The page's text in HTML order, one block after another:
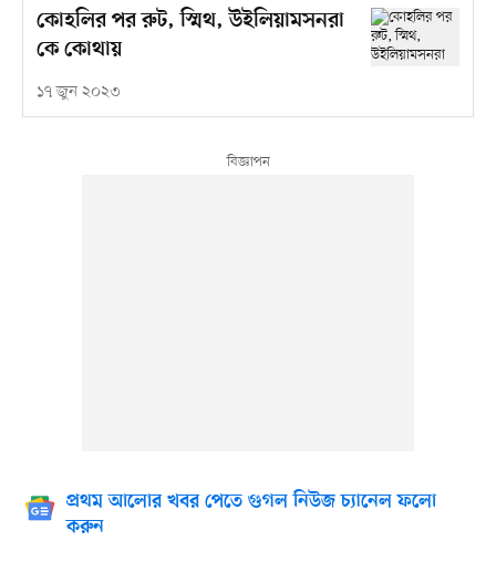
কোহলির পর রুট, স্মিথ, উইলিয়ামসনরা
কে কোথায়
১৭ জুন ২০২৩
প্রথম আলোর খবর পেতে গুগল নিউজ চ্যানেল ফলো
করুন